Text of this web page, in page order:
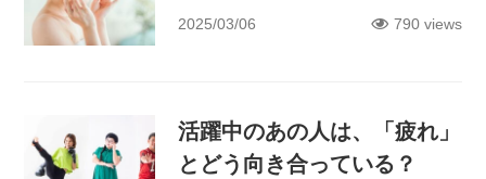
2025/03/06 790 views
活躍中のあの人は、「疲れ」
とどう向き合っている？